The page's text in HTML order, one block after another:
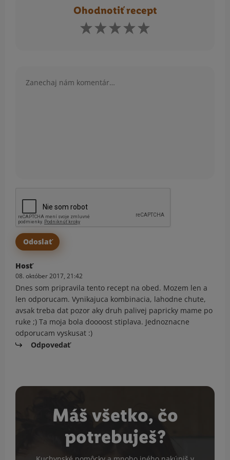
Ohodnotiť recept
Hosť
08. október 2017, 21:42
Dnes som pripravila tento recept na obed. Mozem len a
len odporucam. Vynikajuca kombinacia, lahodne chute,
avsak treba dat pozor aky druh palivej papricky mame po
ruke ;) Ta moja bola doooost stiplava. Jednoznacne
odporucam vyskusat :)
Odpovedať
Máš všetko, čo
potrebuješ?